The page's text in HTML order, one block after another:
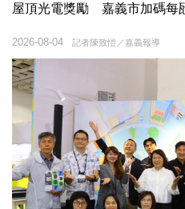
屋頂光電獎勵 嘉義市加碼每
記者陳致愷／嘉義報導
2026-08-04